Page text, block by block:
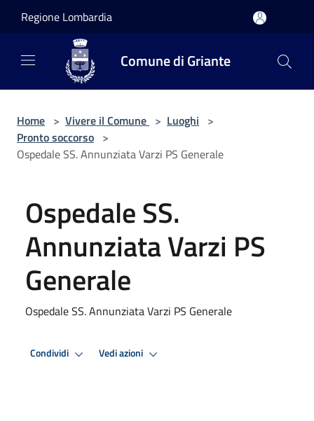
Regione Lombardia
Comune di Griante
Home > Vivere il Comune > Luoghi >
Pronto soccorso >
Ospedale SS. Annunziata Varzi PS Generale
Ospedale SS.
Annunziata Varzi PS
Generale
Ospedale SS. Annunziata Varzi PS Generale
Condividi Vedi azioni